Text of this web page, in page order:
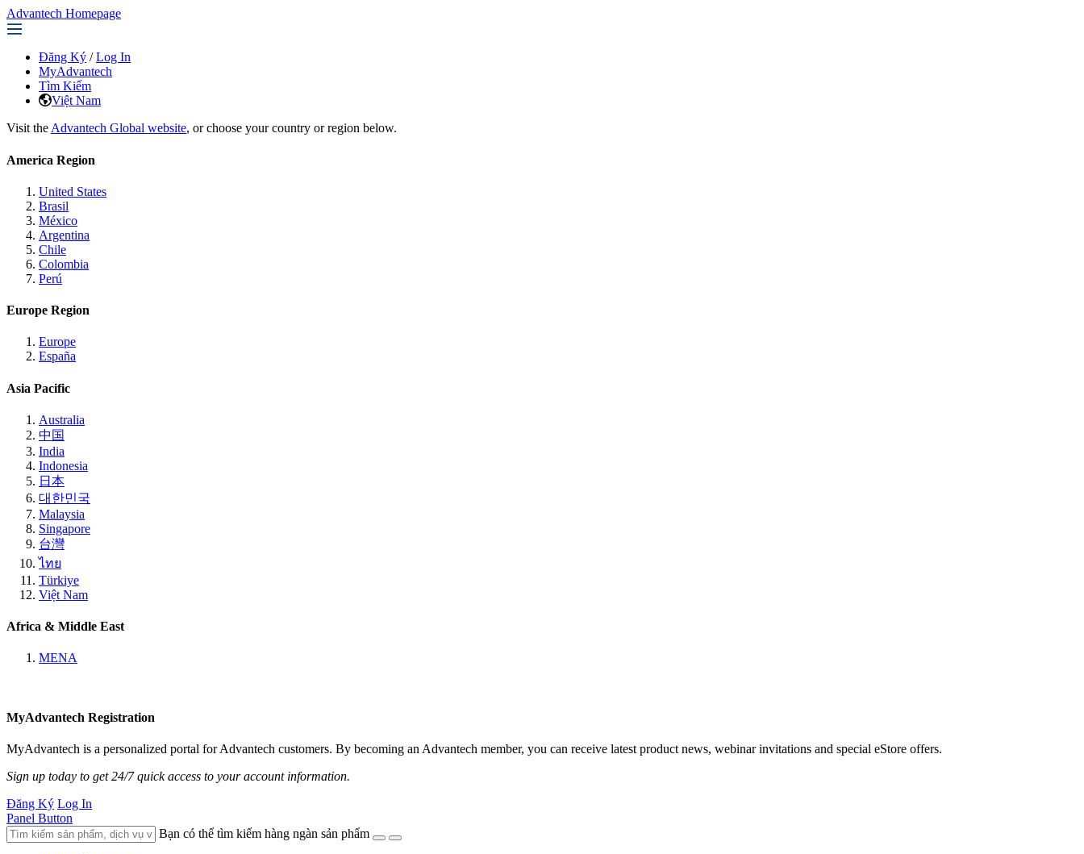
Advantech Homepage
Đăng Ký / Log In
MyAdvantech
Tìm Kiếm
Việt Nam
Visit the Advantech Global website, or choose your country or region below.
America Region
United States
Brasil
México
Argentina
Chile
Colombia
Perú
Europe Region
Europe
España
Asia Pacific
Australia
中国
India
Indonesia
日本
대한민국
Malaysia
Singapore
台灣
ไทย
Türkiye
Việt Nam
Africa & Middle East
MENA
MyAdvantech Registration
MyAdvantech is a personalized portal for Advantech customers. By becoming an Advantech member, you can receive latest product news, webinar invitations and special eStore offers.
Sign up today to get 24/7 quick access to your account information.
Đăng Ký Log In
Panel Button
Bạn có thể tìm kiếm hàng ngàn sản phẩm